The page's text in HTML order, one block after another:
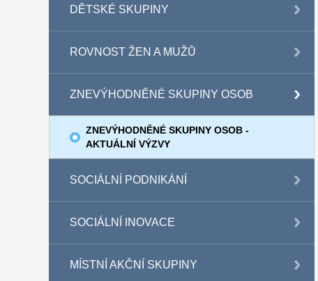
DĚTSKÉ SKUPINY
ROVNOST ŽEN A MUŽŮ
ZNEVÝHODNĚNÉ SKUPINY OSOB
ZNEVÝHODNĚNÉ SKUPINY OSOB -
AKTUÁLNÍ VÝZVY
SOCIÁLNÍ PODNIKÁNÍ
SOCIÁLNÍ INOVACE
MÍSTNÍ AKČNÍ SKUPINY